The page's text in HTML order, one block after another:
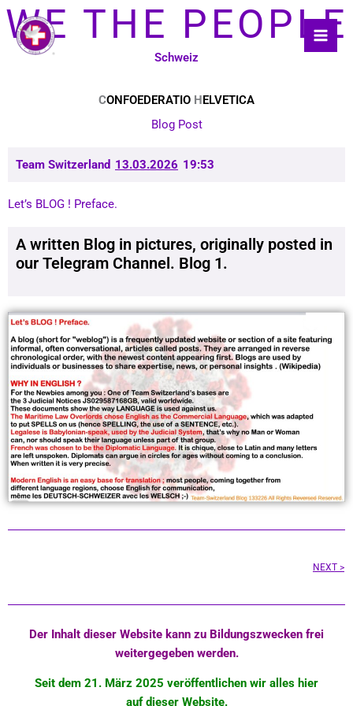
Skip
to
content
WE THE PEOPLE
Schweiz
CONFOEDERATIO HELVETICA
Blog Post
Team Switzerland 13.03.2026 19:53
Let’s BLOG ! Preface.
A written Blog in pictures, originally posted in
our Telegram Channel. Blog 1.
NEXT >
Der Inhalt dieser Website kann zu Bildungszwecken frei
weitergegeben werden.
Seit dem 21. März 2025 veröffentlichen wir alles hier
auf dieser Website.